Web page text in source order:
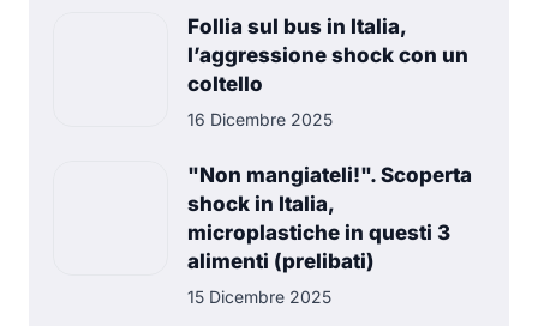
Follia sul bus in Italia,
l’aggressione shock con un
coltello
16 Dicembre 2025
"Non mangiateli!". Scoperta
shock in Italia,
microplastiche in questi 3
alimenti (prelibati)
15 Dicembre 2025